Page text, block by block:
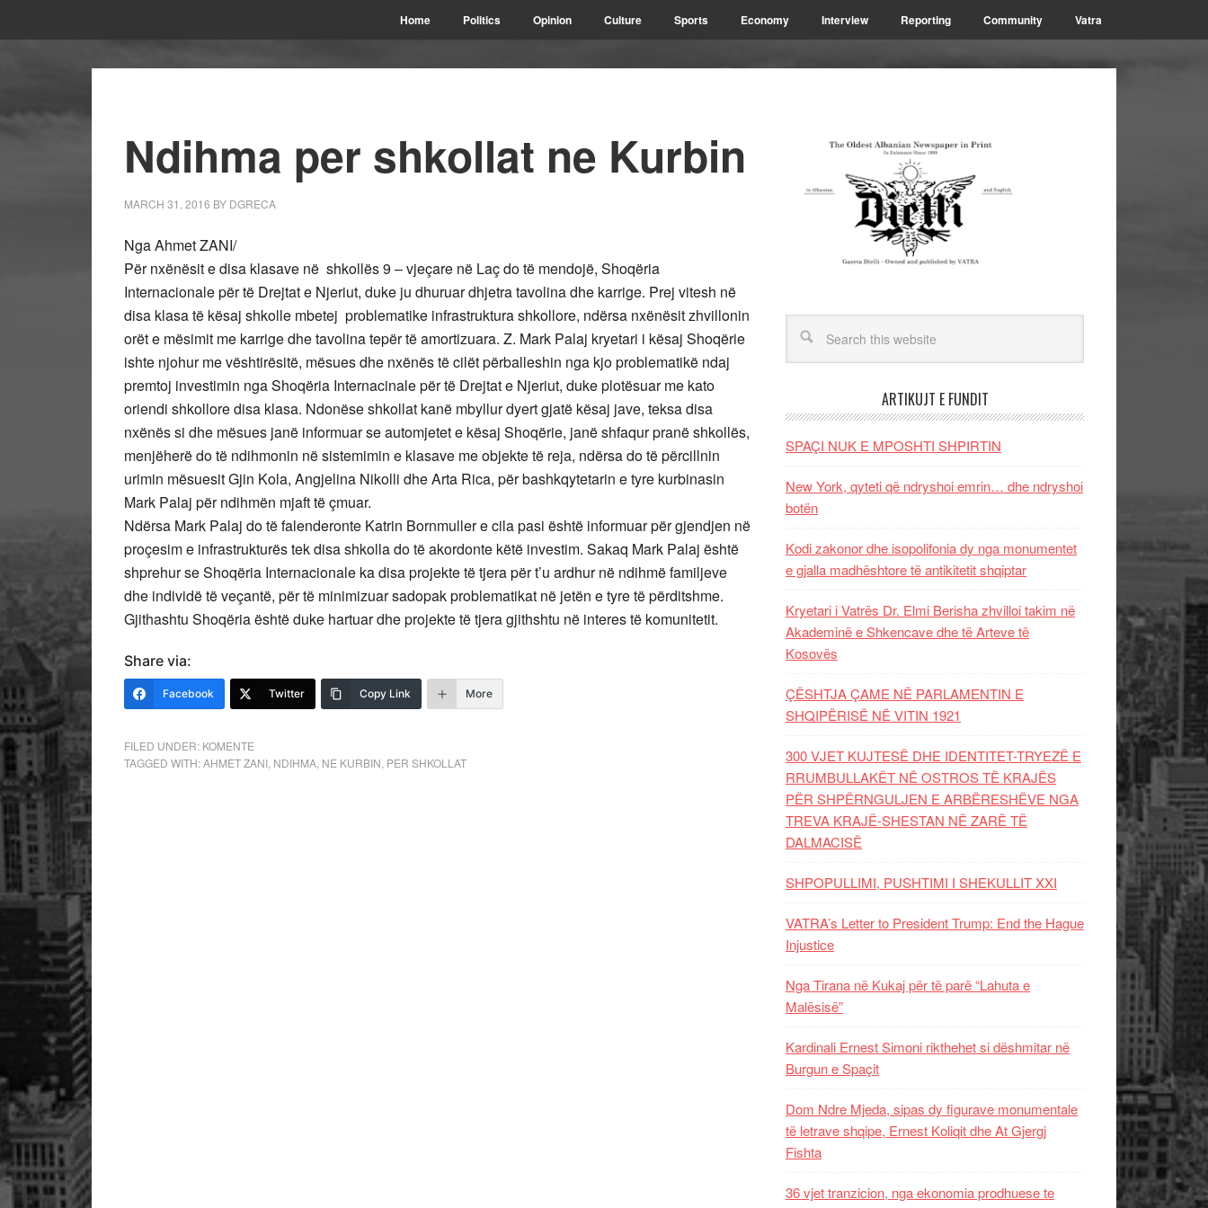
Home Politics Opinion Culture Sports Economy Interview Reporting Community Vatra
Ndihma per shkollat ne Kurbin
MARCH 31, 2016 BY DGRECA
Nga Ahmet ZANI/
Për nxënësit e disa klasave në shkollës 9 – vjeçare në Laç do të mendojë, Shoqëria
Internacionale për të Drejtat e Njeriut, duke ju dhuruar dhjetra tavolina dhe karrige. Prej vitesh në
disa klasa të kësaj shkolle mbetej problematike infrastruktura shkollore, ndërsa nxënësit zhvillonin
orët e mësimit me karrige dhe tavolina tepër të amortizuara. Z. Mark Palaj kryetari i kësaj Shoqërie
ishte njohur me vështirësitë, mësues dhe nxënës të cilët përballeshin nga kjo problematikë ndaj
premtoj investimin nga Shoqëria Internacinale për të Drejtat e Njeriut, duke plotësuar me kato
oriendi shkollore disa klasa. Ndonëse shkollat kanë mbyllur dyert gjatë kësaj jave, teksa disa
nxënës si dhe mësues janë informuar se automjetet e kësaj Shoqërie, janë shfaqur pranë shkollës,
menjëherë do të ndihmonin në sistemimin e klasave me objekte të reja, ndërsa do të përcillnin
urimin mësuesit Gjin Kola, Angjelina Nikolli dhe Arta Rica, për bashkqytetarin e tyre kurbinasin
Mark Palaj për ndihmën mjaft të çmuar.
Ndërsa Mark Palaj do të falenderonte Katrin Bornmuller e cila pasi është informuar për gjendjen në
proçesim e infrastrukturës tek disa shkolla do të akordonte këtë investim. Sakaq Mark Palaj është
shprehur se Shoqëria Internacionale ka disa projekte të tjera për t’u ardhur në ndihmë familjeve
dhe individë të veçantë, për të minimizuar sadopak problematikat në jetën e tyre të përditshme.
Gjithashtu Shoqëria është duke hartuar dhe projekte të tjera gjithshtu në interes të komunitetit.
Share via:
Facebook Twitter Copy Link More
FILED UNDER: KOMENTE
TAGGED WITH:AHMET ZANI NDIHMA NE KURBIN PER SHKOLLAT
ARTIKUJT E FUNDIT
SPAÇI NUK E MPOSHTI SHPIRTIN
New York, qyteti që ndryshoi emrin… dhe ndryshoi
botën
Kodi zakonor dhe isopolifonia dy nga monumentet
e gjalla madhështore të antikitetit shqiptar
Kryetari i Vatrës Dr. Elmi Berisha zhvilloi takim në
Akademinë e Shkencave dhe të Arteve të
Kosovës
ÇËSHTJA ÇAME NË PARLAMENTIN E
SHQIPËRISË NË VITIN 1921
300 VJET KUJTESË DHE IDENTITET-TRYEZË E
RRUMBULLAKËT NË OSTROS TË KRAJËS
PËR SHPËRNGULJEN E ARBËRESHËVE NGA
TREVA KRAJË-SHESTAN NË ZARË TË
DALMACISË
SHPOPULLIMI, PUSHTIMI I SHEKULLIT XXI
VATRA’s Letter to President Trump: End the Hague
Injustice
Nga Tirana në Kukaj për të parë “Lahuta e
Malësisë”
Kardinali Ernest Simoni rikthehet si dëshmitar në
Burgun e Spaçit
Dom Ndre Mjeda, sipas dy figurave monumentale
të letrave shqipe, Ernest Koliqit dhe At Gjergj
Fishta
36 vjet tranzicion, nga ekonomia prodhuese te